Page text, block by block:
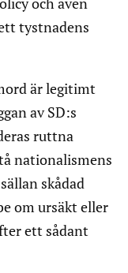
tystnadens
är legitimt
av SD:s
ruttna
nationalismens
skådad
om ursäkt eller
ett sådant